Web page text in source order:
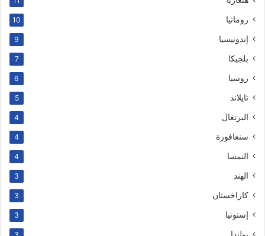
رومانيا 10
إندونيسيا 9
بلجيكا 7
روسيا 6
تايلاند 5
البرتغال 4
سنغافورة 4
النمسا 4
الهند 3
كازاخستان 3
إستونيا 3
بولندا 3